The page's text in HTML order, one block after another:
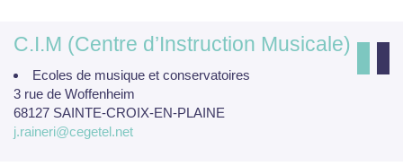
C.I.M (Centre d’Instruction Musicale)
Ecoles de musique et conservatoires
3 rue de Woffenheim
68127 SAINTE-CROIX-EN-PLAINE
j.raineri@cegetel.net